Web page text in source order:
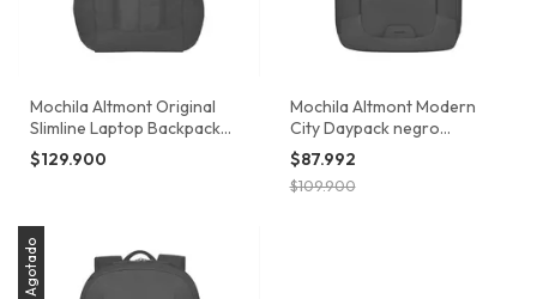
Mochila Altmont Original
Slimline Laptop Backpack
Negro Victorinox
$129.900
Mochila Altmont Modern
City Daypack negro
Victorinox
$87.992
$109.900
Agotado